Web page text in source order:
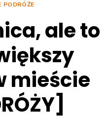
PODRÓŻE
ale to
mieście